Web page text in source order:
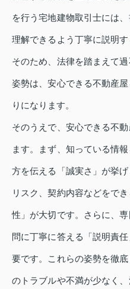
を行う宅地建物取引士には
理解できるよう丁寧に説明
そのため、法律を踏まえて
姿勢は、安心できる不動産
りになります。
そのうえで、安心できる不
ます。まず、知っている情
方を伝える「誠実さ」が挙
リスク、契約内容などをで
性」が大切です。さらに、
問に丁寧に答える「説明責
要です。これらの姿勢を徹
のトラブルや不満が少なく